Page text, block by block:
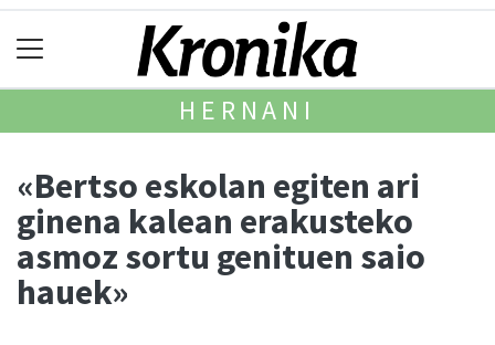
HERNANI
«Bertso eskolan egiten ari
ginena kalean erakusteko
asmoz sortu genituen saio
hauek»